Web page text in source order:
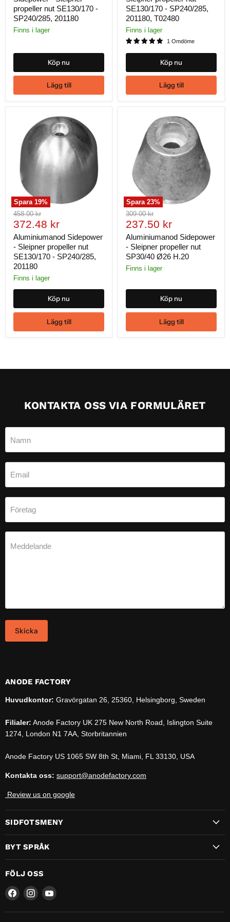
propeller nut SE130/170 -
SP240/285, 201180
Finns i lager
Köp nu
Lägg till
SE130/170 - SP240/285,
201180, T02480
Finns i lager
1 Omdöme
Köp nu
Lägg till
Spara19%
Ursprungligt
pris
458.00 kr
Nuvarande
pris
372.48 kr
Aluminiumanod Sidepower
- Sleipner propeller nut
SE130/170 - SP240/285,
201180
Finns i lager
Köp nu
Lägg till
Spara23%
Ursprungligt
pris
309.00 kr
Nuvarande
pris
237.50 kr
Aluminiumanod Sidepower
- Sleipner propeller nut
SP30/40 Ø26 H.20
Finns i lager
Köp nu
Lägg till
KONTAKTA OSS VIA FORMULÄRET
Namn
Email
Företag
Meddelande
Skicka
ANODE FACTORY
Huvudkontor: Gravörgatan 26, 25360, Helsingborg, Sweden
Filialer: Anode Factory UK 275 New North Road, Islington Suite
1274, London N1 7AA, Storbritannien
Anode Factory US 1065 SW 8th St, Miami, FL 33130, USA
Kontakta oss: support@anodefactory.com
Review us on google
SIDFOTSMENY
BYT SPRÅK
FÖLJ OSS
Hitta
oss
på
Hitta
oss
på
Hitta
på